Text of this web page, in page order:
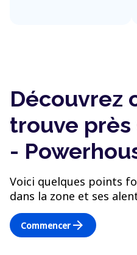
Découvrez
trouve près
-
Voici quelques points
dans la zone et ses
Commencerarrow_forward